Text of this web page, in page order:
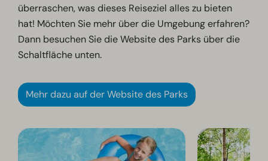
überraschen, was dieses Reiseziel alles zu bieten
hat! Möchten Sie mehr über die Umgebung erfahren?
Dann besuchen Sie die Website des Parks über die
Schaltfläche unten.
Mehr dazu auf der Website des Parks